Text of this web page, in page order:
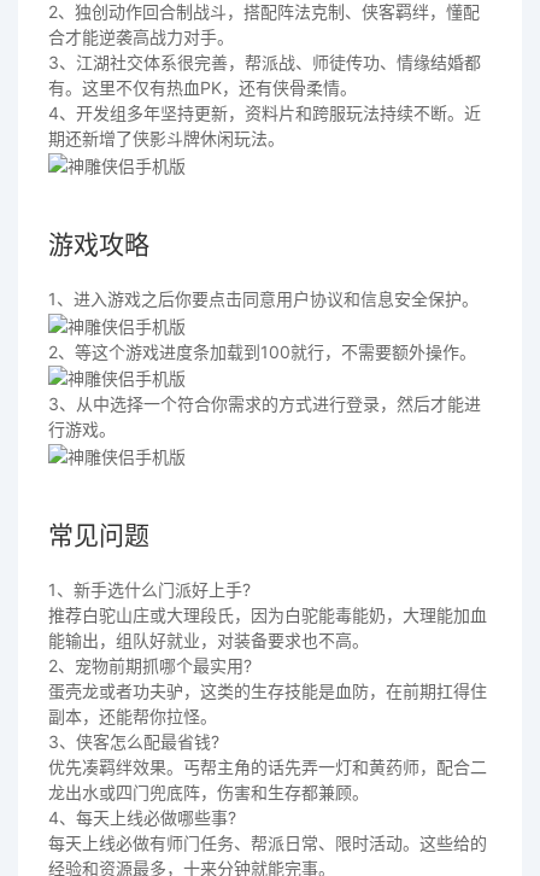
2、独创动作回合制战斗，搭配阵法克制、侠客羁绊，懂配
合才能逆袭高战力对手。
3、江湖社交体系很完善，帮派战、师徒传功、情缘结婚都
有。这里不仅有热血PK，还有侠骨柔情。
4、开发组多年坚持更新，资料片和跨服玩法持续不断。近
期还新增了侠影斗牌休闲玩法。
游戏攻略
1、进入游戏之后你要点击同意用户协议和信息安全保护。
2、等这个游戏进度条加载到100就行，不需要额外操作。
3、从中选择一个符合你需求的方式进行登录，然后才能进
行游戏。
常见问题
1、新手选什么门派好上手?
推荐白驼山庄或大理段氏，因为白驼能毒能奶，大理能加血
能输出，组队好就业，对装备要求也不高。
2、宠物前期抓哪个最实用?
蛋壳龙或者功夫驴，这类的生存技能是血防，在前期扛得住
副本，还能帮你拉怪。
3、侠客怎么配最省钱?
优先凑羁绊效果。丐帮主角的话先弄一灯和黄药师，配合二
龙出水或四门兜底阵，伤害和生存都兼顾。
4、每天上线必做哪些事?
每天上线必做有师门任务、帮派日常、限时活动。这些给的
经验和资源最多，十来分钟就能完事。